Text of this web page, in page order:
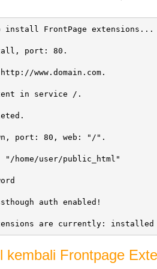
install FrontPage extensions...
port: 80.
http://www.domain.com.
in service /.
port: 80, web: "/".
"/home/user/public_html"
auth enabled!
are currently: installed
kembali Frontpage